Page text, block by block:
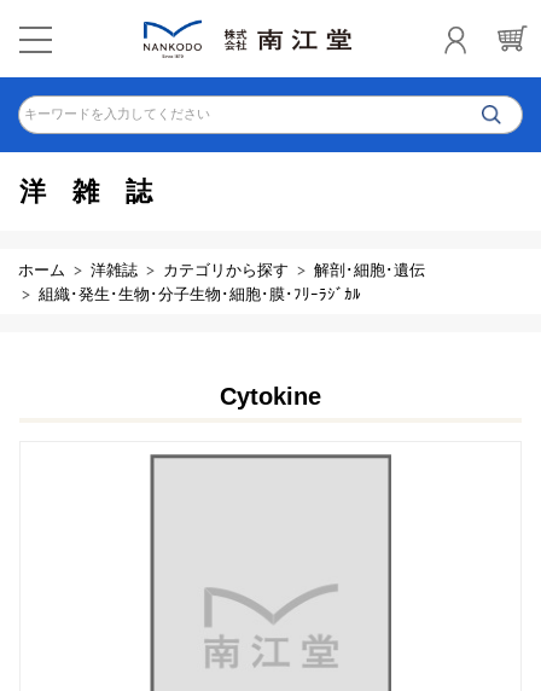
キーワードを入力してください
洋雑誌
ホーム 洋雑誌 カテゴリから探す
解剖･細胞･遺伝
組織･発生･生物･分子生物･細胞･膜･ﾌﾘｰﾗｼﾞｶﾙ
Cytokine